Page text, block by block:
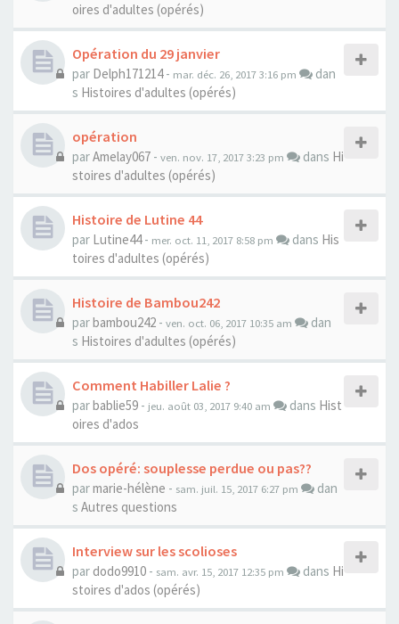
oires d'adultes (opérés)
Opération du 29 janvier
par Delph171214- mar. déc. 26, 2017 3:16 pm
dan
s Histoires d'adultes (opérés)
opération
parAmelay067 - ven. nov. 17, 2017 3:23 pm dans Hi
stoires d'adultes (opérés)
Histoire de Lutine 44
par Lutine44- mer. oct. 11, 2017 8:58 pm dans His
toires d'adultes (opérés)
Histoire de Bambou242
parbambou242 - ven. oct. 06, 2017 10:35 am
dan
s Histoires d'adultes (opérés)
Comment Habiller Lalie ?
parbablie59 - jeu. août 03, 2017 9:40 am dans Hist
oires d'ados
Dos opéré: souplesse perdue ou pas??
parmarie-hélène - sam. juil. 15, 2017 6:27 pm
dan
s Autres questions
Interview sur les scolioses
par dodo9910 - sam. avr. 15, 2017 12:35 pm dans Hi
stoires d'ados (opérés)